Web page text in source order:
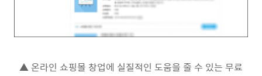
▲ 온라인 쇼핑몰 창업에 실질적인 도움을 줄 수 있는 무료